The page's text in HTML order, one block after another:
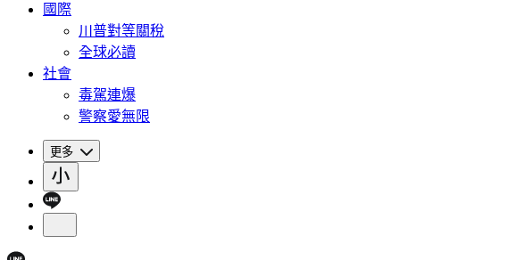
國際
川普對等關稅
全球必讀
社會
毒駕連爆
警察愛無限
更多